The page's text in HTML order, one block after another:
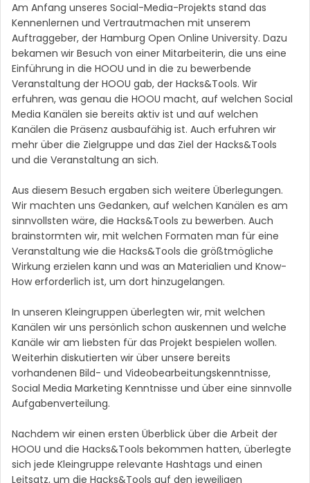
Am Anfang unseres Social-Media-Projekts stand das
Kennenlernen und Vertrautmachen mit unserem
Auftraggeber, der Hamburg Open Online University. Dazu
bekamen wir Besuch von einer Mitarbeiterin, die uns eine
Einführung in die HOOU und in die zu bewerbende
Veranstaltung der HOOU gab, der Hacks&Tools. Wir
erfuhren, was genau die HOOU macht, auf welchen Social
Media Kanälen sie bereits aktiv ist und auf welchen
Kanälen die Präsenz ausbaufähig ist. Auch erfuhren wir
mehr über die Zielgruppe und das Ziel der Hacks&Tools
und die Veranstaltung an sich.
Aus diesem Besuch ergaben sich weitere Überlegungen.
Wir machten uns Gedanken, auf welchen Kanälen es am
sinnvollsten wäre, die Hacks&Tools zu bewerben. Auch
brainstormten wir, mit welchen Formaten man für eine
Veranstaltung wie die Hacks&Tools die größtmögliche
Wirkung erzielen kann und was an Materialien und Know-
How erforderlich ist, um dort hinzugelangen.
In unseren Kleingruppen überlegten wir, mit welchen
Kanälen wir uns persönlich schon auskennen und welche
Kanäle wir am liebsten für das Projekt bespielen wollen.
Weiterhin diskutierten wir über unsere bereits
vorhandenen Bild- und Videobearbeitungskenntnisse,
Social Media Marketing Kenntnisse und über eine sinnvolle
Aufgabenverteilung.
Nachdem wir einen ersten Überblick über die Arbeit der
HOOU und die Hacks&Tools bekommen hatten, überlegte
sich jede Kleingruppe relevante Hashtags und einen
Leitsatz, um die Hacks&Tools auf den jeweiligen